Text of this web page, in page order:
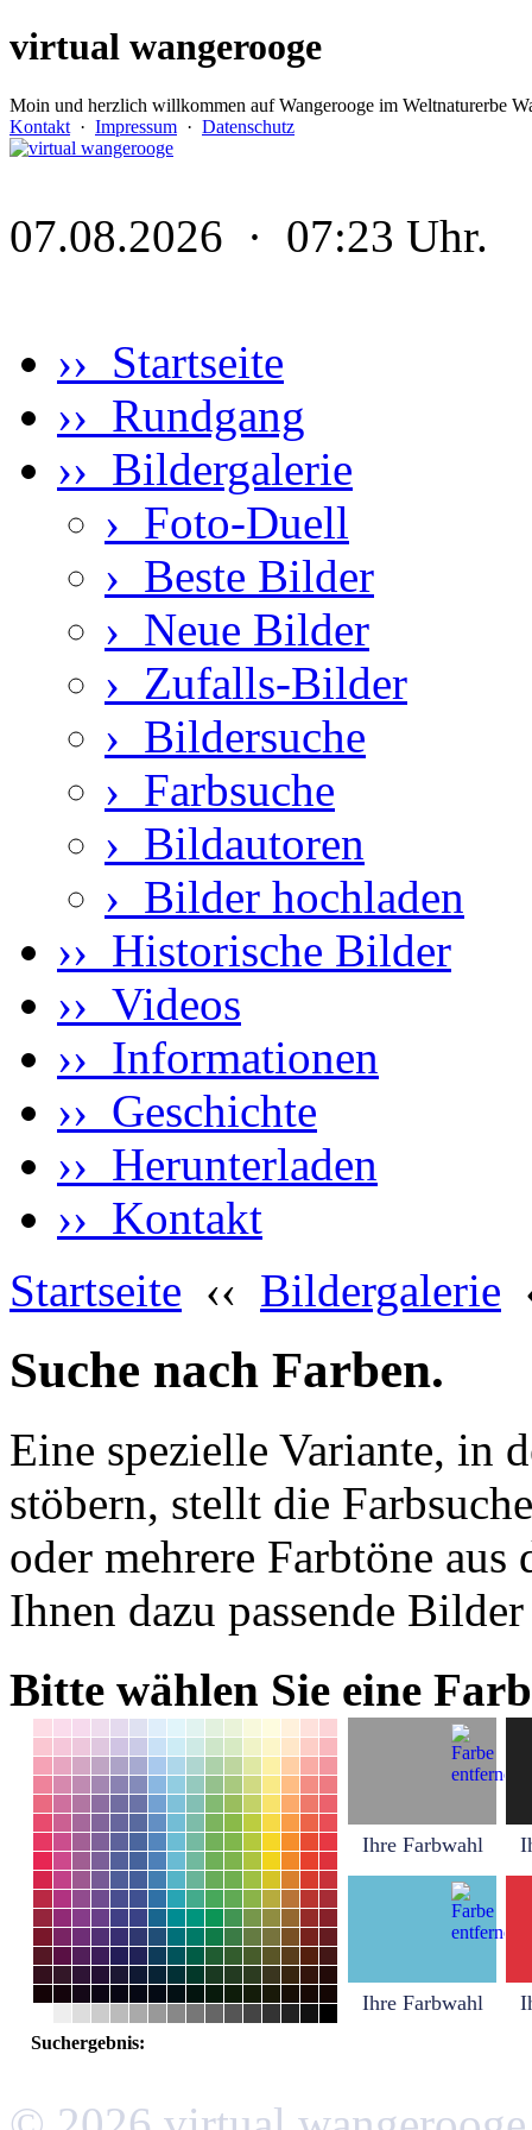
virtual wangerooge
Moin und herzlich willkommen auf Wangerooge im Weltnaturerbe
Kontakt · Impressum · Datenschutz
07.08.2026 · 07:23 Uhr.
›› Startseite
›› Rundgang
›› Bildergalerie
› Foto-Duell
› Beste Bilder
› Neue Bilder
› Zufalls-Bilder
› Bildersuche
› Farbsuche
› Bildautoren
› Bilder hochladen
›› Historische Bilder
›› Videos
›› Informationen
›› Geschichte
›› Herunterladen
›› Kontakt
Startseite ‹‹ Bildergalerie
Suche nach Farben.
Eine spezielle Variante, in
stöbern, stellt die
oder mehrere Farbtöne
Ihnen dazu passende
Bitte wählen Sie eine
Ihre Farbwahl
Ihre Farbwahl
Suchergebnis: